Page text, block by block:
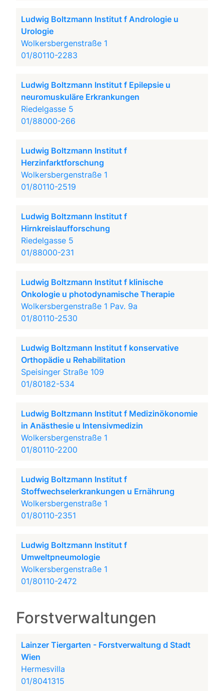
Ludwig Boltzmann Institut f Andrologie u
Urologie
Wolkersbergenstraße 1
01/80110-2283
Ludwig Boltzmann Institut f Epilepsie u
neuromuskuläre Erkrankungen
Riedelgasse 5
01/88000-266
Ludwig Boltzmann Institut f
Herzinfarktforschung
Wolkersbergenstraße 1
01/80110-2519
Ludwig Boltzmann Institut f
Hirnkreislaufforschung
Riedelgasse 5
01/88000-231
Ludwig Boltzmann Institut f klinische
Onkologie u photodynamische Therapie
Wolkersbergenstraße 1 Pav. 9a
01/80110-2530
Ludwig Boltzmann Institut f konservative
Orthopädie u Rehabilitation
Speisinger Straße 109
01/80182-534
Ludwig Boltzmann Institut f Medizinökonomie
in Anästhesie u Intensivmedizin
Wolkersbergenstraße 1
01/80110-2200
Ludwig Boltzmann Institut f
Stoffwechselerkrankungen u Ernährung
Wolkersbergenstraße 1
01/80110-2351
Ludwig Boltzmann Institut f
Umweltpneumologie
Wolkersbergenstraße 1
01/80110-2472
Forstverwaltungen
Lainzer Tiergarten - Forstverwaltung d Stadt
Wien
Hermesvilla
01/8041315